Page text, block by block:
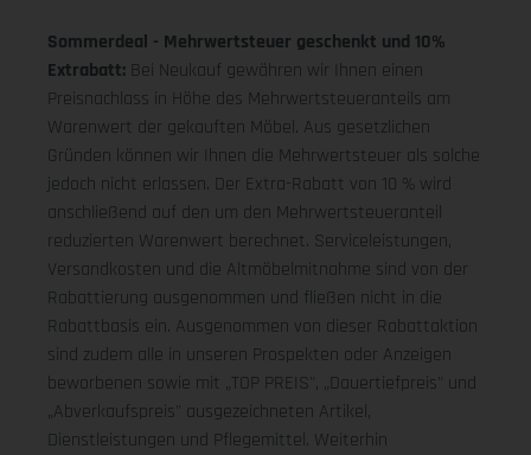
Sommerdeal - Mehrwertsteuer geschenkt und 10%
Extrabatt: Bei Neukauf gewähren wir Ihnen einen
Preisnachlass in Höhe des Mehrwertsteueranteils am
Warenwert der gekauften Möbel. Aus gesetzlichen
Gründen können wir Ihnen die Mehrwertsteuer als solche
jedoch nicht erlassen. Der Extra-Rabatt von 10 % wird
anschließend auf den um den Mehrwertsteueranteil
reduzierten Warenwert berechnet. Serviceleistungen,
Versandkosten und die Altmöbelmitnahme sind von der
Rabattierung ausgenommen und fließen nicht in die
Rabattbasis ein. Ausgenommen von dieser Rabattaktion
sind zudem alle in unseren Prospekten oder Anzeigen
beworbenen sowie mit „TOP PREIS", „Dauertiefpreis" und
„Abverkaufspreis" ausgezeichneten Artikel,
Dienstleistungen und Pflegemittel. Weiterhin